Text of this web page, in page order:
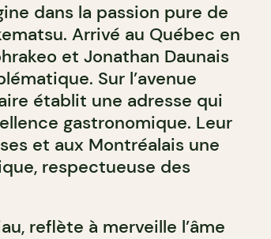
dans la passion pure de
Arrivé au Québec en
et Jonathan Daunais
Sur l’avenue
établit une adresse qui
gastronomique. Leur
et aux Montréalais une
respectueuse des
reflète à merveille l’âme